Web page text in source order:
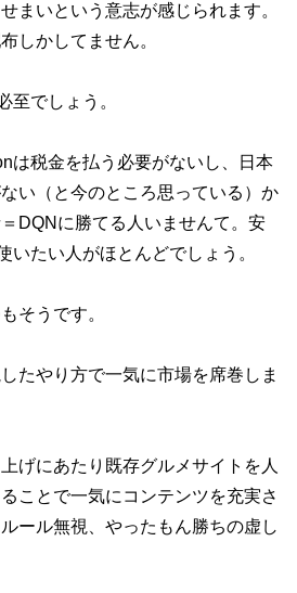
まいという意志が感じられます。
しかしてません。
至でしょう。
は税金を払う必要がないし、日本
い（と今のところ思っている）か
DQNに勝てる人いませんて。安
いたい人がほとんどでしょう。
そうです。
たやり方で一気に市場を席巻しま
げにあたり既存グルメサイトを人
ことで一気にコンテンツを充実さ
ール無視、やったもん勝ちの虚し